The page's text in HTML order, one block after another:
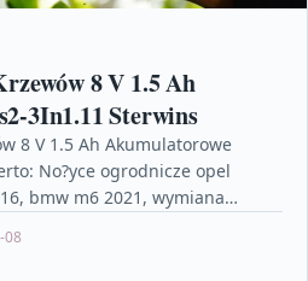
8 V 1.5 Ah
3In1.11 Sterwins
8 V 1.5 Ah Akumulatorowe
No?yce ogrodnicze opel
bmw m6 2021, wymiana…
08